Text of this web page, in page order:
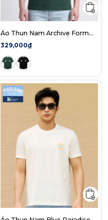
Áo Thun Nam Archive Form
Regular
329,000₫